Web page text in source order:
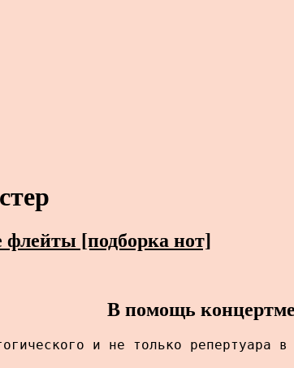
флейты [подборка нот]
В помощь
и не только